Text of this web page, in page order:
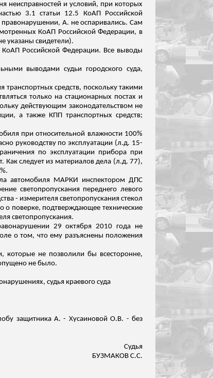
неисправностей и условий, при которых
3.1 статьи 12.5 КоАП Российской
А. не оспаривались. Сам
КоАП Российской Федерации, в
указаны свидетели).
Российской Федерации. Все выводы
выводами судьи городского суда,
средств, поскольку такими
только на стационарных постах и
действующим законодательством не
а также КПП транспортных средств;
при относительной влажности 100%
руководству по эксплуатации (л.д. 15-
по эксплуатации прибора при
Как следует из материалов дела (л.д. 77),
автомобиля МАРКИ инспектором ДПС
светопропускания переднего левого
- измерителя светопропускания стекол
о поверке, подтверждающее технические
светопропускания.
29 октября 2010 года не
о том, что ему разъяснены положения
которые не позволили бы всесторонне,
не было.
судья краевого суда
защитника А. - Хусаиновой О.В. - без
Судья
БУЗМАКОВ С.С.